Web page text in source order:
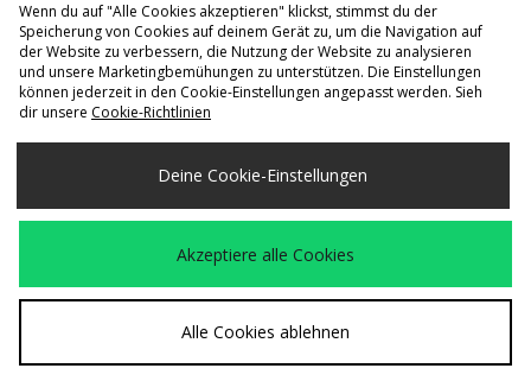
Lieferung Nach
Deutschland
Wir akzeptieren die folgenden Zahlungsmethoden
Besuchen Sie unsere Unternehmens-Website auf
Wenn du auf "Alle Cookies akzeptieren" klickst, stimmst du der
Speicherung von Cookies auf deinem Gerät zu, um die Navigation auf
der Website zu verbessern, die Nutzung der Website zu analysieren
und unsere Marketingbemühungen zu unterstützen. Die Einstellungen
können jederzeit in den Cookie-Einstellungen angepasst werden. Sieh
dir unsere Cookie-Richtlinien
Deine Cookie-Einstellungen
Akzeptiere alle Cookies
Alle Cookies ablehnen